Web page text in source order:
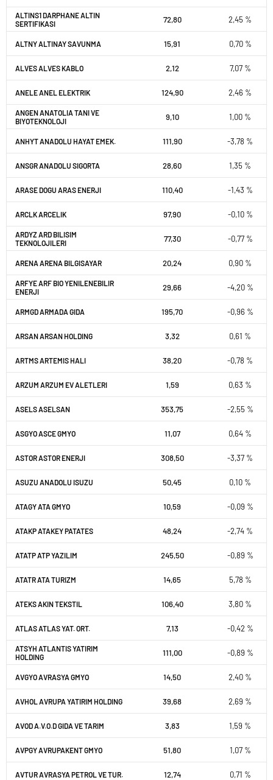
ALTINS1 DARPHANE ALTIN
SERTIFIKASI
72,80 2,45 %
ALTNY ALTINAY SAVUNMA 15,91 0,70 %
ALVES ALVES KABLO 2,12 7,07 %
ANELE ANEL ELEKTRIK 124,90 2,46 %
ANGEN ANATOLIA TANI VE
BIYOTEKNOLOJI
9,10 1,00 %
ANHYT ANADOLU HAYAT EMEK. 111,90 -3,78 %
ANSGR ANADOLU SIGORTA 28,60 1,35 %
ARASE DOGU ARAS ENERJI 110,40 -1,43 %
ARCLK ARCELIK 97,90 -0,10 %
ARDYZ ARD BILISIM
TEKNOLOJILERI
77,30 -0,77 %
ARENA ARENA BILGISAYAR 20,24 0,90 %
ARFYE ARF BIO YENILENEBILIR
ENERJI
29,66 -4,20 %
ARMGD ARMADA GIDA 195,70 -0,96 %
ARSAN ARSAN HOLDING 3,32 0,61 %
ARTMS ARTEMIS HALI 38,20 -0,78 %
ARZUM ARZUM EV ALETLERI 1,59 0,63 %
ASELS ASELSAN 353,75 -2,55 %
ASGYO ASCE GMYO 11,07 0,64 %
ASTOR ASTOR ENERJI 308,50 -3,37 %
ASUZU ANADOLU ISUZU 50,45 0,10 %
ATAGY ATA GMYO 10,59 -0,09 %
ATAKP ATAKEY PATATES 48,24 -2,74 %
ATATP ATP YAZILIM 245,50 -0,89 %
ATATR ATA TURIZM 14,65 5,78 %
ATEKS AKIN TEKSTIL 106,40 3,80 %
ATLAS ATLAS YAT. ORT. 7,13 -0,42 %
ATSYH ATLANTIS YATIRIM
HOLDING
111,00 -0,89 %
AVGYO AVRASYA GMYO 14,50 2,40 %
AVHOL AVRUPA YATIRIM HOLDING 39,68 2,69 %
AVOD A.V.O.D GIDA VE TARIM 3,83 1,59 %
AVPGY AVRUPAKENT GMYO 51,80 1,07 %
AVTUR AVRASYA PETROL VE TUR. 12,74 0,71 %